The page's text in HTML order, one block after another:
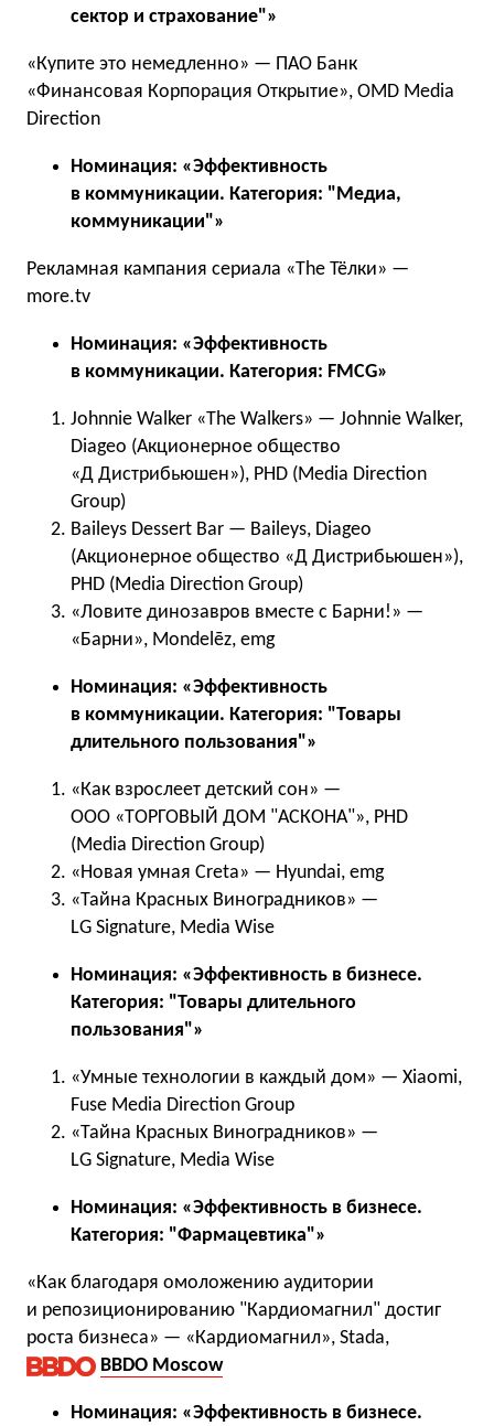
сектор и страхование"»
«Купите это немедленно» — ПАО Банк
«Финансовая Корпорация Открытие», OMD Media
Direction
Номинация: «Эффективность
в коммуникации. Категория: "Медиа,
коммуникации"»
Рекламная кампания сериала «The Тёлки» —
more.tv
Номинация: «Эффективность
в коммуникации. Категория: FMCG»
Johnnie Walker «The Walkers» — Johnnie Walker,
Diageo (Акционерное общество
«Д Дистрибьюшен»), PHD (Media Direction
Group)
Baileys Dessert Bar — Baileys, Diageo
(Акционерное общество «Д Дистрибьюшен»),
PHD (Media Direction Group)
«Ловите динозавров вместе с Барни!» —
«Барни», Mondelēz, emg
Номинация: «Эффективность
в коммуникации. Категория: "Товары
длительного пользования"»
«Как взрослеет детский сон» —
ООО «ТОРГОВЫЙ ДОМ "АСКОНА"», PHD
(Media Direction Group)
«Новая умная Creta» — Hyundai, emg
«Тайна Красных Виноградников» —
LG Signature, Media Wise
Номинация: «Эффективность в бизнесе.
Категория: "Товары длительного
пользования"»
«Умные технологии в каждый дом» — Xiaomi,
Fuse Media Direction Group
«Тайна Красных Виноградников» —
LG Signature, Media Wise
Номинация: «Эффективность в бизнесе.
Категория: "Фармацевтика"»
«Как благодаря омоложению аудитории
и репозиционированию "Кардиомагнил" достиг
роста бизнеса» — «Кардиомагнил», Stada,
BBDO Moscow
Номинация: «Эффективность в бизнесе.